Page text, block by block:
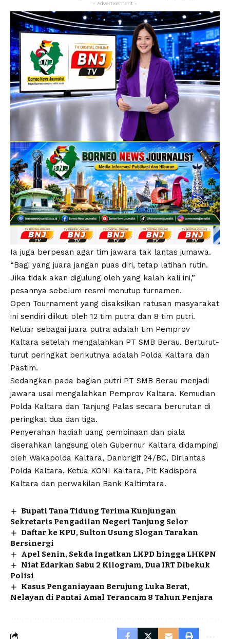
- Advertisement -
Ia juga berpesan agar tim jawara tak lantas jumawa.
“Bagi yang juara jangan puas diri, tetap latihan rutin.
Jika tidak akan digulung oleh yang kalah kali ini,”
pesannya sebelum resmi menutup turnamen.
Open Tournament yang disaksikan ratusan masyarakat
ini sendiri diikuti oleh 12 tim putra dan 8 tim putri.
Keluar sebagai juara putra adalah tim Pemprov
Kaltara setelah mengalahkan PT SMB Berau. Berturut-
turut peringkat berikutnya adalah Polda Kaltara dan
Pastim.
Sedangkan pada bagian putri PT SMB Berau menjadi
jawara usai mengalahkan Pemprov Kaltara. Kemudian
Polda Kaltara dan Tanjung Palas secara berurutan di
peringkat dua dan tiga.
Penyerahan hadiah uang pembinaan dan piala
diserahkan langsung oleh Gubernur Kaltara didampingi
oleh Wakapolda Kaltara, Danbrigif 24/BC, Dirlantas
Polda Kaltara, Ketua KONI Kaltara, Plt Kadispora
Kaltara dan perwakilan Bank Kaltimtara.
Bupati Tana Tidung Terima Kunjungan
Sekretaris Pengadilan Negeri Tanjung Selor
Daftar ke KPU, Sulton Usung Slogan Tarakan
Bersinergi
Apel Senin, Sekda Ingatkan LKPD hingga LHKPN
Niat Edarkan Sabu 2 Kilogram, Dua IRT Dibekuk
Polisi
Kasus Penganiayaan Berujung Luka Berat,
Nelayan di Pantai Amal Terancam 8 Tahun Penjara